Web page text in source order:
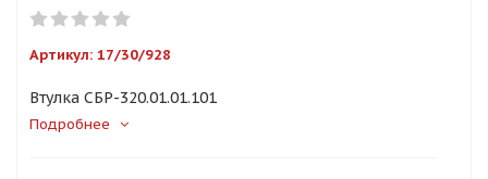
Артикул: 17/30/928
Втулка СБР-320.01.01.101
Подробнее